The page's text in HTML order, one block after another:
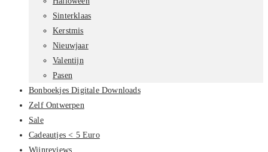
Sinterklaas
Kerstmis
Nieuwjaar
Valentijn
Pasen
Bonboekjes Digitale Downloads
Zelf Ontwerpen
Sale
Cadeautjes < 5 Euro
Wijnreviews